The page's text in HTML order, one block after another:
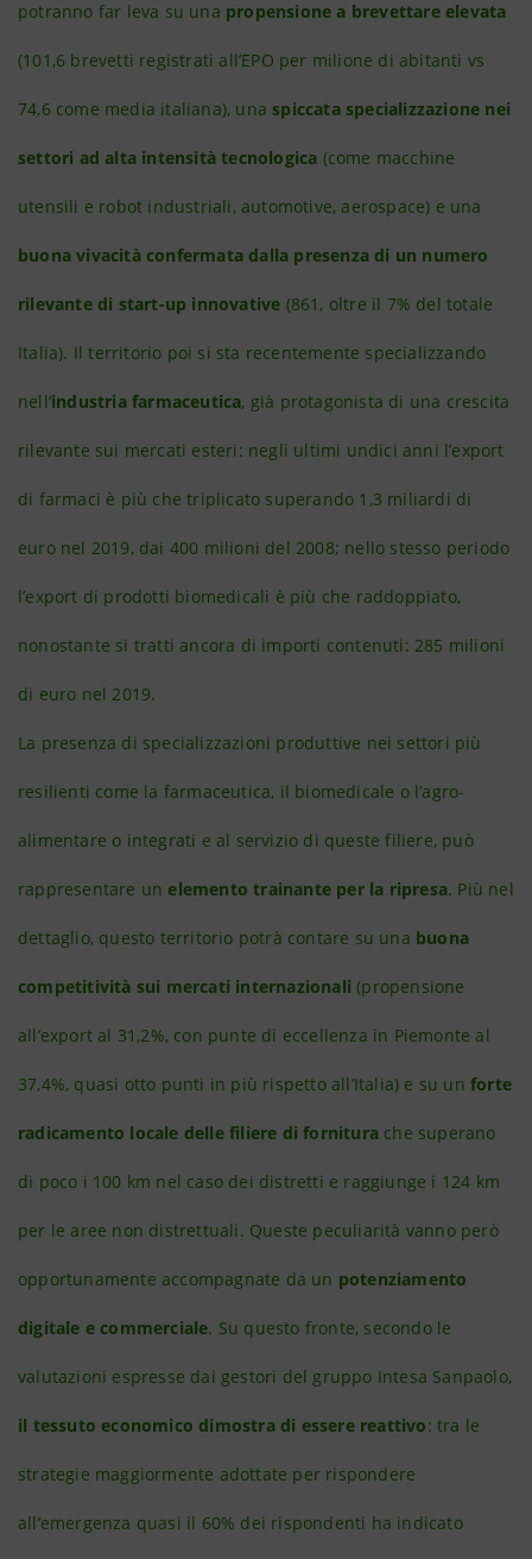
potranno far leva su una propensione a brevettare elevata
(101,6 brevetti registrati all’EPO per milione di abitanti vs
74,6 come media italiana), unaspiccata specializzazione nei
settori ad alta intensità tecnologica (come macchine
utensili e robot industriali, automotive, aerospace) e una
buona vivacità confermata dalla presenza di un numero
rilevante di start-up innovative (861, oltre il 7% del totale
Italia). Il territorio poi si sta recentemente specializzando
nell’industria farmaceutica, già protagonista di una crescita
rilevante sui mercati esteri: negli ultimi undici anni l’export
di farmaci è più che triplicato superando 1,3 miliardi di
euro nel 2019, dai 400 milioni del 2008; nello stesso periodo
l’export di prodotti biomedicali è più che raddoppiato,
nonostante si tratti ancora di importi contenuti: 285 milioni
di euro nel 2019.
La presenza di specializzazioni produttive nei settori più
resilienti come la farmaceutica, il biomedicale o l’agro-
alimentare o integrati e al servizio di queste filiere, può
rappresentare unelemento trainante per la ripresa. Più nel
dettaglio, questo territorio potrà contare su una buona
competitività sui mercati internazionali (propensione
all’export al 31,2%, con punte di eccellenza in Piemonte al
37,4%, quasi otto punti in più rispetto all’Italia) e su unforte
radicamento locale delle filiere di fornitura che superano
di poco i 100 km nel caso dei distretti e raggiunge i 124 km
per le aree non distrettuali. Queste peculiarità vanno però
opportunamente accompagnate da un potenziamento
digitale e commerciale. Su questo fronte, secondo le
valutazioni espresse dai gestori del gruppo Intesa Sanpaolo,
il tessuto economico dimostra di essere reattivo: tra le
strategie maggiormente adottate per rispondere
all’emergenza quasi il 60% dei rispondenti ha indicato